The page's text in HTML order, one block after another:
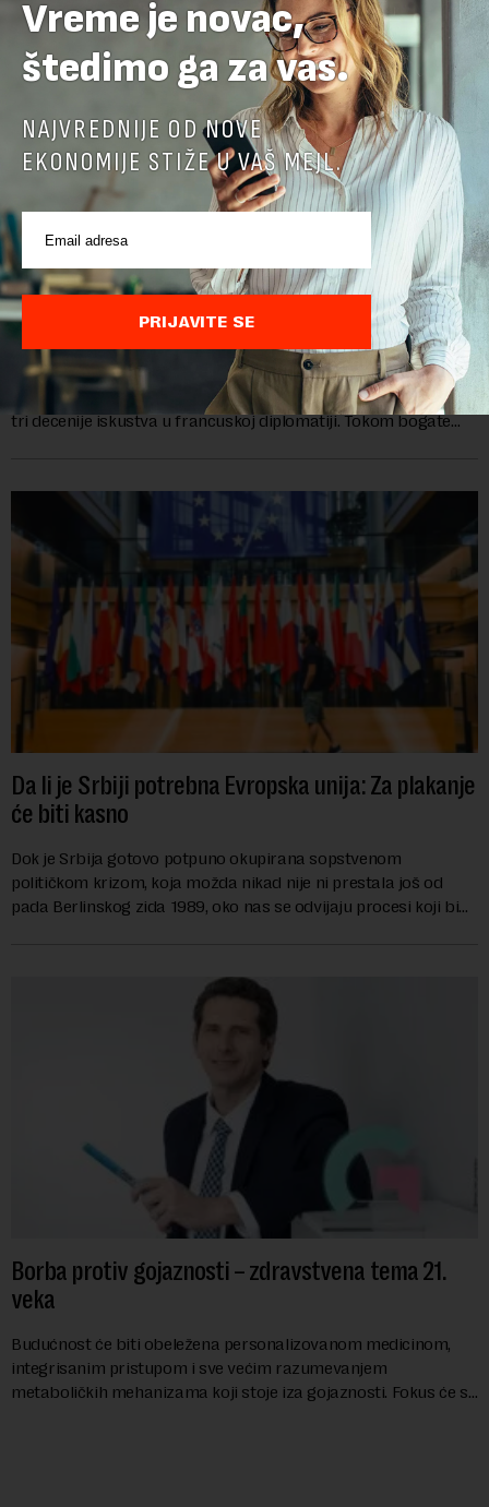
Ambasadorka Francuske: Napredak nije uklonio
sve prepreke
Od oktobra 2025. godine, funkciju ambasadorke Francuske u
Srbiji obavlja Florans Ferari, karijerna diplomatkinja sa više od
tri decenije iskustva u francuskoj diplomatiji. Tokom bogate
Da li je Srbiji potrebna Evropska unija: Za plakanje
će biti kasno
Dok je Srbija gotovo potpuno okupirana sopstvenom
političkom krizom, koja možda nikad nije ni prestala još od
pada Berlinskog zida 1989, oko nas se odvijaju procesi koji bi
Borba protiv gojaznosti – zdravstvena tema 21.
veka
Budućnost će biti obeležena personalizovanom medicinom,
integrisanim pristupom i sve većim razumevanjem
metaboličkih mehanizama koji stoje iza gojaznosti. Fokus će se
Vreme je novac,
štedimo ga za vas.
NAJVREDNIJE OD NOVE
EKONOMIJE STIŽE U VAŠ MEJL.
PRIJAVITE SE